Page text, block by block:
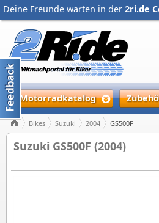
Deine Freunde warten in der 2ri.de
Motorradkatalog
Bikes Suzuki 2004 GS500F
Suzuki GS500F (2004)